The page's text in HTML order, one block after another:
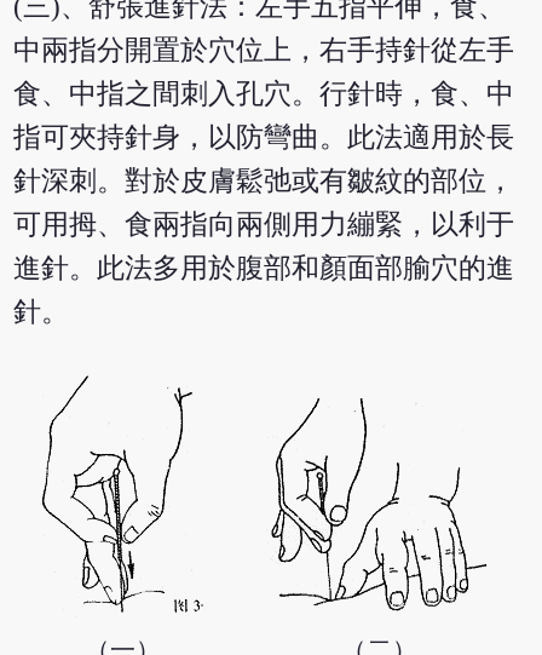
(三)、舒張進針法：左手五指平伸，食、
中兩指分開置於穴位上，右手持針從左手
食、中指之間刺入孔穴。行針時，食、中
指可夾持針身，以防彎曲。此法適用於長
針深刺。對於皮膚鬆弛或有皺紋的部位，
可用拇、食兩指向兩側用力繃緊，以利于
進針。此法多用於腹部和顏面部腧穴的進
針。